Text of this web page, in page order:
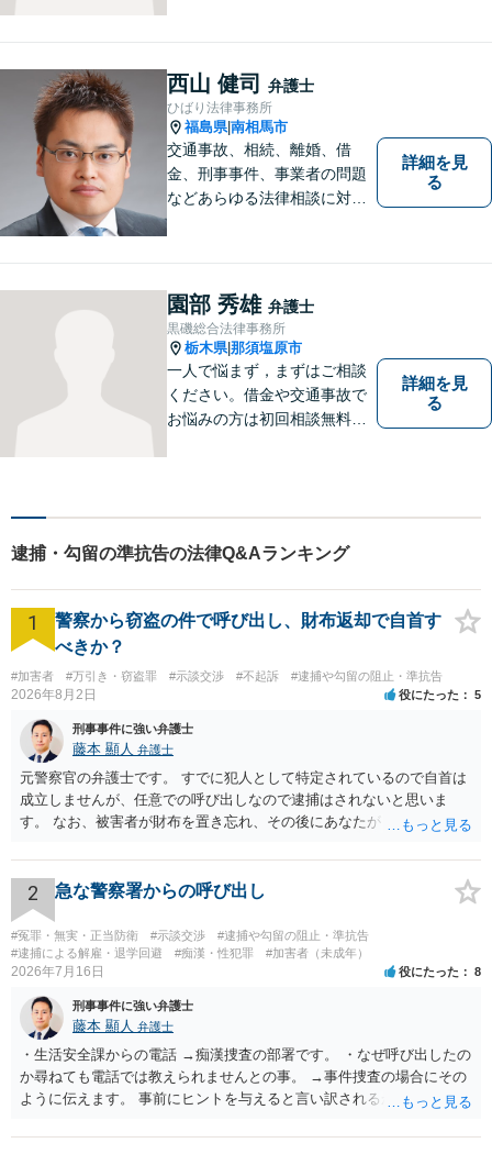
西山 健司 弁護士
ひばり法律事務所
福島県|南相馬市
交通事故、相続、離婚、借
金、刑事事件、事業者の問題
などあらゆる法律相談に対応
守ることが第一です。 お困り
ごとがありましたら、まずは
ご相談ください。
詳細を見
る
園部 秀雄 弁護士
黒磯総合法律事務所
栃木県|那須塩原市
一人で悩まず，まずはご相談
ください。借金や交通事故で
お悩みの方は初回相談無料で
詳細を見
る
逮捕・勾留の準抗告の法律Q&Aランキング
1
警察から窃盗の件で呼び出し、財布返却で自首す
べきか？
#加害者 #万引き・窃盗罪 #示談交渉 #不起訴 #逮捕や勾留の阻止・準抗告
2026年8月2日 役にたった 5
刑事事件に強い弁護士
藤本 顯人 弁護士
元警察官の弁護士です。 すでに犯人として特定されているので自首は
成立しませんが、任意での呼び出しなので逮捕はされないと思いま
す。 なお、被害者が財布を置き忘れ、その後にあなたがトイレに入
と言い逃れはかなり厳しいものと思います。
2 急な警察署からの呼び出し
#冤罪・無実・正当防衛 #示談交渉
#逮捕や勾留の阻止・準抗告
#逮捕による解雇・退学回避
#痴漢・性犯罪 #加害者（未成年）
2026年7月16日 役にたった 8
刑事事件に強い弁護士
藤本 顯人 弁護士
・生活安全課からの電話 →痴漢捜査の部署です。 ・なぜ呼び出したの
か尋ねても電話では教えられませんとの事。 →事件捜査の場合にその
ように伝えます。 事前にヒントを与えると言い訳されるからです。 ・
たり →やはり痴漢として疑われているのでは。 そもそも痴漢をやって